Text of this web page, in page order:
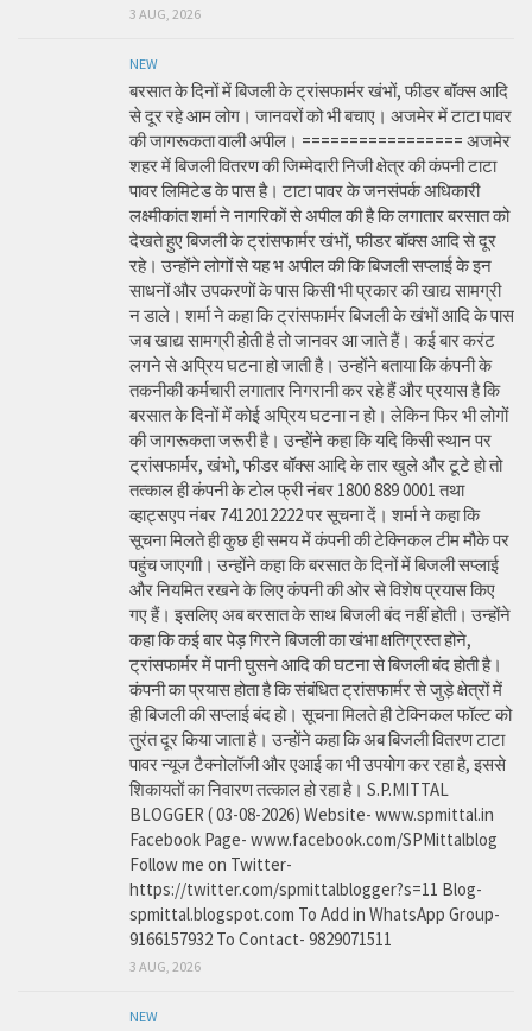
3 AUG, 2026
NEW
बरसात के दिनों में बिजली के ट्रांसफार्मर खंभों, फीडर बॉक्स आदि
से दूर रहे आम लोग। जानवरों को भी बचाए। अजमेर में टाटा पावर
की जागरूकता वाली अपील। ================= अजमेर
शहर में बिजली वितरण की जिम्मेदारी निजी क्षेत्र की कंपनी टाटा
पावर लिमिटेड के पास है। टाटा पावर के जनसंपर्क अधिकारी
लक्ष्मीकांत शर्मा ने नागरिकों से अपील की है कि लगातार बरसात को
देखते हुए बिजली के ट्रांसफार्मर खंभों, फीडर बॉक्स आदि से दूर
रहे। उन्होंने लोगों से यह भ अपील की कि बिजली सप्लाई के इन
साधनों और उपकरणों के पास किसी भी प्रकार की खाद्य सामग्री
न डाले। शर्मा ने कहा कि ट्रांसफार्मर बिजली के खंभों आदि के पास
जब खाद्य सामग्री होती है तो जानवर आ जाते हैं। कई बार करंट
लगने से अप्रिय घटना हो जाती है। उन्होंने बताया कि कंपनी के
तकनीकी कर्मचारी लगातार निगरानी कर रहे हैं और प्रयास है कि
बरसात के दिनों में कोई अप्रिय घटना न हो। लेकिन फिर भी लोगों
की जागरूकता जरूरी है। उन्होंने कहा कि यदि किसी स्थान पर
ट्रांसफार्मर, खंभो, फीडर बॉक्स आदि के तार खुले और टूटे हो तो
तत्काल ही कंपनी के टोल फ्री नंबर 1800 889 0001 तथा
व्हाट्सएप नंबर 7412012222 पर सूचना दें। शर्मा ने कहा कि
सूचना मिलते ही कुछ ही समय में कंपनी की टेक्निकल टीम मौके पर
पहुंच जाएगाी। उन्होंने कहा कि बरसात के दिनों में बिजली सप्लाई
और नियमित रखने के लिए कंपनी की ओर से विशेष प्रयास किए
गए हैं। इसलिए अब बरसात के साथ बिजली बंद नहीं होती। उन्होंने
कहा कि कई बार पेड़ गिरने बिजली का खंभा क्षतिग्रस्त होने,
ट्रांसफार्मर में पानी घुसने आदि की घटना से बिजली बंद होती है।
कंपनी का प्रयास होता है कि संबंधित ट्रांसफार्मर से जुड़े क्षेत्रों में
ही बिजली की सप्लाई बंद हो। सूचना मिलते ही टेक्निकल फॉल्ट को
तुरंत दूर किया जाता है। उन्होंने कहा कि अब बिजली वितरण टाटा
पावर न्यूज टैक्नोलॉजी और एआई का भी उपयोग कर रहा है, इससे
शिकायतों का निवारण तत्काल हो रहा है। S.P.MITTAL
BLOGGER ( 03-08-2026) Website- www.spmittal.in
Facebook Page- www.facebook.com/SPMittalblog
Follow me on Twitter-
https://twitter.com/spmittalblogger?s=11 Blog-
spmittal.blogspot.com To Add in WhatsApp Group-
9166157932 To Contact- 9829071511
3 AUG, 2026
NEW